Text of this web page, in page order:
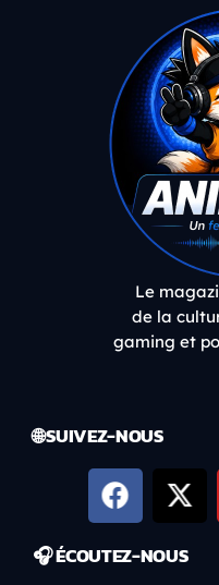
Le
de la
gaming et
🌐 SUIVEZ-NOUS
🎧 ÉCOUTEZ-NOUS